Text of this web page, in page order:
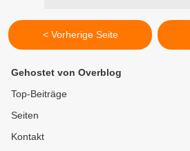
< Vorherige Seite
Gehostet von Overblog
Top-Beiträge
Seiten
Kontakt